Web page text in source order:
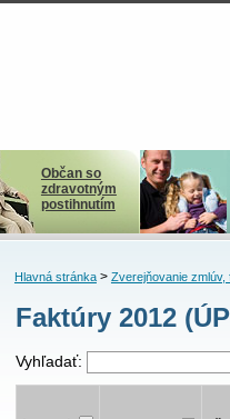
Občan so
zdravotným
postihnutím
Hlavná stránka> Zverejňovanie zmlúv,
Faktúry 2012
Vyhľadať: